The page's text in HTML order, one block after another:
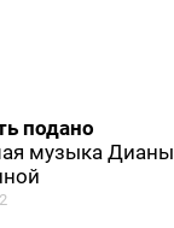
подано
музыка Дианы